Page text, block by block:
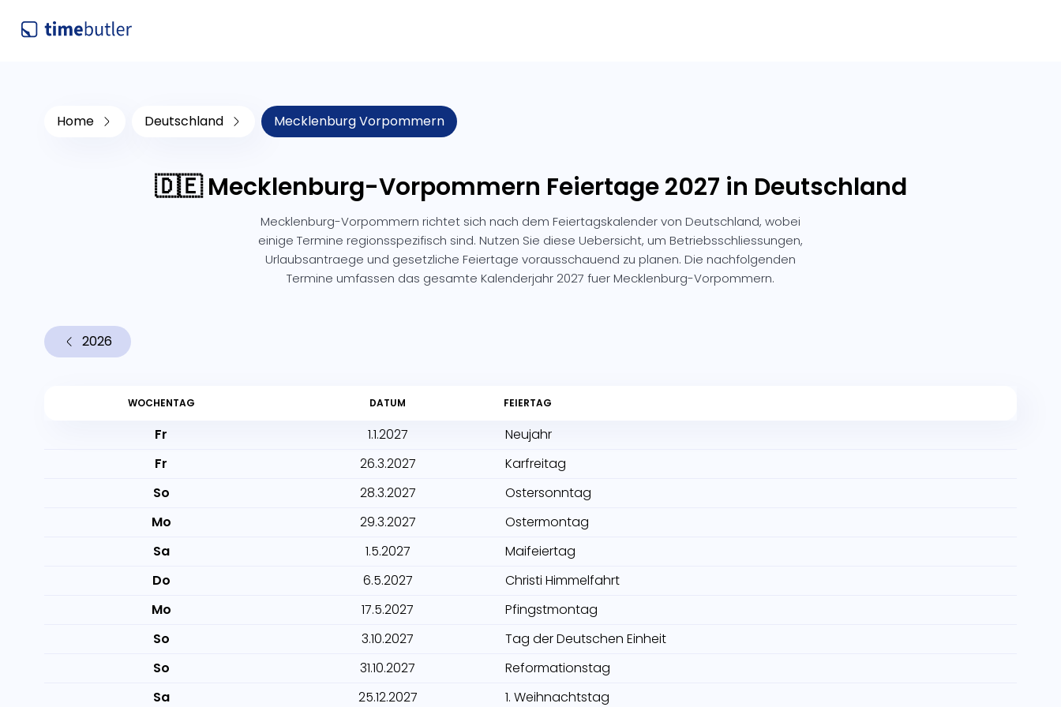
Home Deutschland Mecklenburg Vorpommern
🇩🇪 Mecklenburg-Vorpommern Feiertage 2027 in Deutschland
Mecklenburg-Vorpommern richtet sich nach dem Feiertagskalender von Deutschland, wobei
einige Termine regionsspezifisch sind. Nutzen Sie diese Uebersicht, um Betriebsschliessungen,
Urlaubsantraege und gesetzliche Feiertage vorausschauend zu planen. Die nachfolgenden
Termine umfassen das gesamte Kalenderjahr 2027 fuer Mecklenburg-Vorpommern.
2026
WOCHENTAG DATUM FEIERTAG
Fr 1.1.2027
Neujahr
Fr
26.3.2027
Karfreitag
So
28.3.2027
Ostersonntag
Mo
29.3.2027
Ostermontag
Sa
1.5.2027
Maifeiertag
Do
6.5.2027
Christi Himmelfahrt
Mo
17.5.2027
Pfingstmontag
So
3.10.2027
Tag der Deutschen Einheit
So
31.10.2027
Reformationstag
Sa
25.12.2027 1. Weihnachtstag